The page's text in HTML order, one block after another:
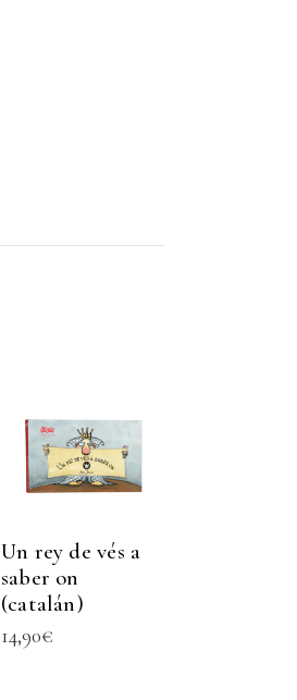
Un rey de vés a
saber on
(catalán)
14,90€